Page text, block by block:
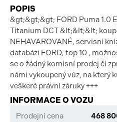
POPIS
&gt;&gt;&gt; FORD Puma 1.0
Titanium DCT &lt;&lt;&lt;
NEHAVAROVANÉ, servisní
databázi FORD, top 10 ,
se o žádný komisní prodej či
námi vykoupený vůz, na který
veškeré právní záruky +++
INFORMACE O VOZU
Prodejní cena 468